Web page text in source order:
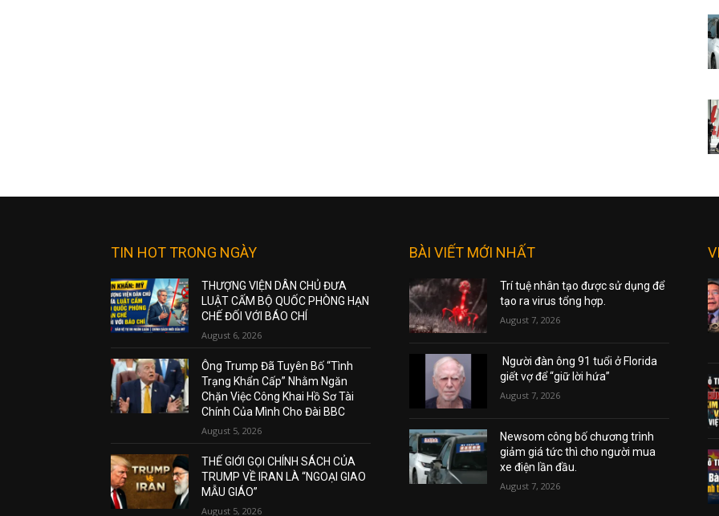
TIN HOT TRONG NGÀY
THƯỢNG VIỆN DÂN CHỦ ĐƯA
LUẬT CẤM BỘ QUỐC PHÒNG HẠN
CHẾ ĐỐI VỚI BÁO CHÍ
August 6, 2026
Ông Trump Đã Tuyên Bố “Tình
Trạng Khẩn Cấp” Nhằm Ngăn
Chặn Việc Công Khai Hồ Sơ Tài
Chính Của Mình Cho Đài BBC
August 5, 2026
THẾ GIỚI GỌI CHÍNH SÁCH CỦA
TRUMP VỀ IRAN LÀ “NGOẠI GIAO
MẪU GIÁO”
August 5, 2026
BÀI VIẾT MỚI NHẤT
Trí tuệ nhân tạo được sử dụng để
tạo ra virus tổng hợp.
August 7, 2026
Người đàn ông 91 tuổi ở Florida
giết vợ để “giữ lời hứa”
August 7, 2026
Newsom công bố chương trình
giảm giá tức thì cho người mua
xe điện lần đầu.
August 7, 2026